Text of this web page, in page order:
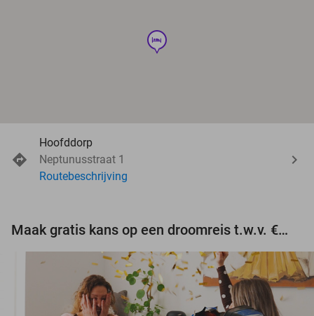
hotel
Hoofddorp
Neptunusstraat 1
Routebeschrijving
Maak gratis kans op een droomreis t.w.v. €3.000!